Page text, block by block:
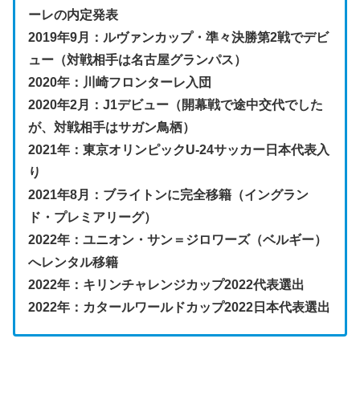
ーレの内定発表
2019年9月：ルヴァンカップ・準々決勝第2戦でデビ
ュー（対戦相手は名古屋グランパス）
2020年：川崎フロンターレ入団
2020年2月：J1デビュー（開幕戦で途中交代でした
が、対戦相手はサガン鳥栖）
2021年：東京オリンピックU-24サッカー日本代表入
り
2021年8月：ブライトンに完全移籍（イングラン
ド・プレミアリーグ）
2022年：ユニオン・サン＝ジロワーズ（ベルギー）
へレンタル移籍
2022年：キリンチャレンジカップ2022代表選出
2022年：カタールワールドカップ2022日本代表選出